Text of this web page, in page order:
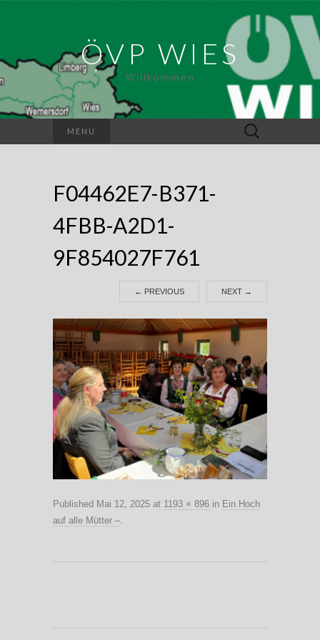
ÖVP WIES
Willkommen
MENU
Suchen
nach:
F04462E7-B371-
4FBB-A2D1-
9F854027F761
← PREVIOUS NEXT →
Published Mai 12, 2025 at 1193 × 896 in Ein Hoch
auf alle Mütter –.